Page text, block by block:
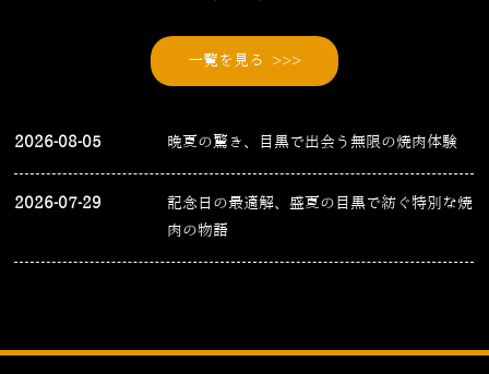
一覧を見る >>>
2026-08-05 晩夏の驚き、目黒で出会う無限の焼肉体験
2026-07-29
記念日の最適解、盛夏の目黒で紡ぐ特別な焼
肉の物語